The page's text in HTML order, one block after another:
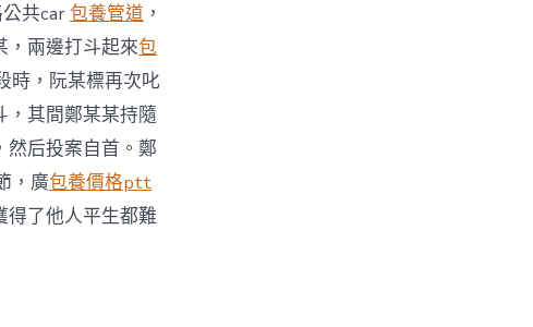
共car包養管道 ，
，兩邊打斗起來包
時，阮某標再次叱
，其間鄭某某持隨
然后投案自首。鄭
，廣包養價格ptt
得了他人平生都難